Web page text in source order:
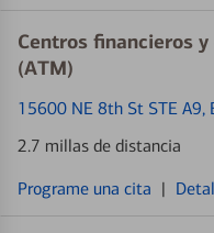
Centros financieros
(ATM)
15600 NE 8th St STE A9,
2.7 millas de distancia
Programe una cita |